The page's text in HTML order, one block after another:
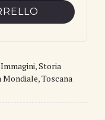
Immagini,Storia
Mondiale,Toscana